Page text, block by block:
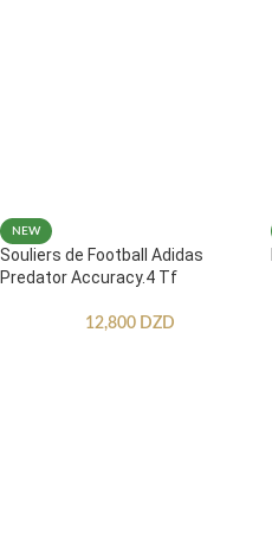
NEW
Souliers de Football Adidas
Predator Accuracy.4 Tf
12,800 DZD